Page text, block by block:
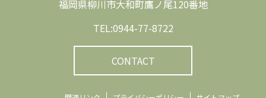
福岡県柳川市大和町鷹ノ尾120番地
TEL:0944-77-8722
CONTACT